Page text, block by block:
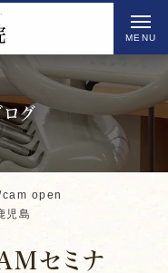
ログ
open
児島
セミナ
t
o
g
l